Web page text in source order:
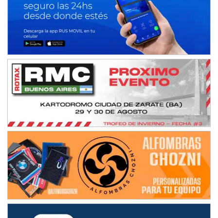
IAME SERIES ARGENTINA 6
Ramiro Tot (Asfalto)
Baradero (Buenos Aires)
KDO - F6
Ciudad de Trenque Lauquen (Asfalto)
Trenque Lauquen (Buenos Aires)
ENTRERRIANO - F6 (POSTERGADA)
Parque de la Velocidad (Asfalto)
Villaguay (Entre Ríos)
VICTORIENSE - F7
El Cerro (Tierra)
Victoria (Entre Ríos)
PATAGONICO - F6
Moto Club Reginense (Tierra)
Gral. E. Godoy (Río Negro)
CSK - F7
Humboldt (Santa Fe)